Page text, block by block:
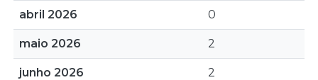
abril 2026 0
maio 2026 2
junho 2026 2